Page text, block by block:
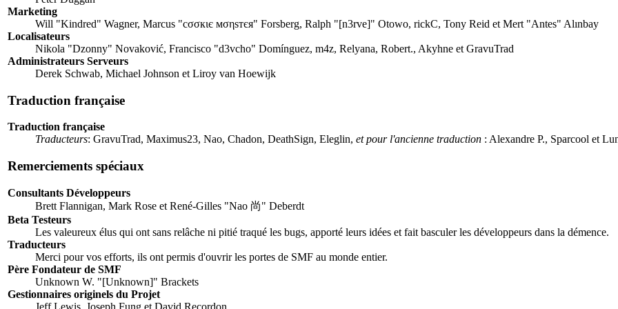
Marketing
Will "Kindred" Wagner, Marcus "cσσкιє мσηѕтєя" Forsberg, Ralph "[n3rve]" Otowo, rickC, Tony Reid et Mert "Antes" Alınbay
Localisateurs
Nikola "Dzonny" Novaković, Francisco "d3vcho" Domínguez, m4z, Relyana, Robert., Akyhne et GravuTrad
Administrateurs Serveurs
Derek Schwab, Michael Johnson et Liroy van Hoewijk
Traduction française
Traduction française
Traducteurs: GravuTrad, Maximus23, Nao, Chadon, DeathSign, Eleglin, et pour l'ancienne traduction : Alexandre P., Sparcool et
Remerciements spéciaux
Consultants Développeurs
Brett Flannigan, Mark Rose et René-Gilles "Nao 尚" Deberdt
Beta Testeurs
Les valeureux élus qui ont sans relâche ni pitié traqué les bugs, apporté leurs idées et fait basculer les développeurs dans la démence.
Traducteurs
Merci pour vos efforts, ils ont permis d'ouvrir les portes de SMF au monde entier.
Père Fondateur de SMF
Unknown W. "[Unknown]" Brackets
Gestionnaires originels du Projet
Jeff Lewis, Joseph Fung et David Recordon